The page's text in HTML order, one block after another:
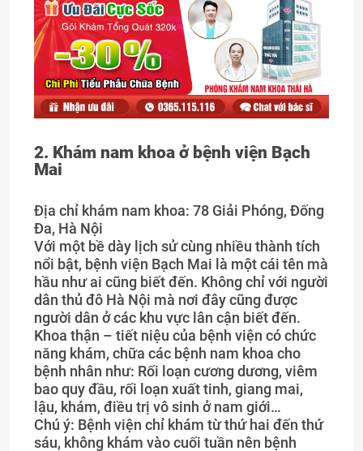
2. Khám nam khoa ở bệnh viện Bạch
Mai
Địa chỉ khám nam khoa: 78 Giải Phóng, Đống
Đa, Hà Nội
Với một bề dày lịch sử cùng nhiều thành tích
nổi bật, bệnh viện Bạch Mai là một cái tên mà
hầu như ai cũng biết đến. Không chỉ với người
dân thủ đô Hà Nội mà nơi đây cũng được
người dân ở các khu vực lân cận biết đến.
Khoa thận – tiết niệu của bệnh viện có chức
năng khám, chữa các bệnh nam khoa cho
bệnh nhân như: Rối loạn cương dương, viêm
bao quy đầu, rối loạn xuất tinh, giang mai,
lậu, khám, điều trị vô sinh ở nam giới…
Chú ý: Bệnh viện chỉ khám từ thứ hai đến thứ
sáu, không khám vào cuối tuần nên bệnh